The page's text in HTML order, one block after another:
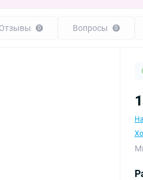
Отзывы 0 Вопросы 0